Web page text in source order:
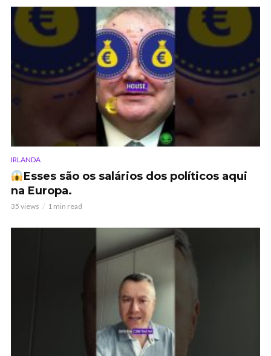
IRLANDA
Esses são os salários dos políticos aqui
na Europa.
35 views 1 min read